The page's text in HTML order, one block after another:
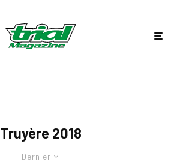
Truyère 2018
Dernier